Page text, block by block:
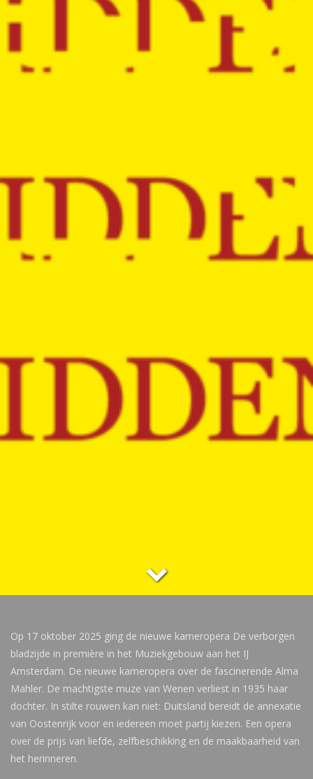
Op 17 oktober 2025 ging de nieuwe kameropera De verborgen
bladzijde in première in het Muziekgebouw aan het IJ
Amsterdam. De nieuwe kameropera over de fascinerende Alma
Mahler. De machtigste muze van Wenen verliest in 1935 haar
dochter. In stilte rouwen kan niet: Duitsland bereidt de annexatie
van Oostenrijk voor en iedereen moet partij kiezen. Een opera
over de prijs van liefde, zelfbeschikking en de maakbaarheid van
het herinneren.